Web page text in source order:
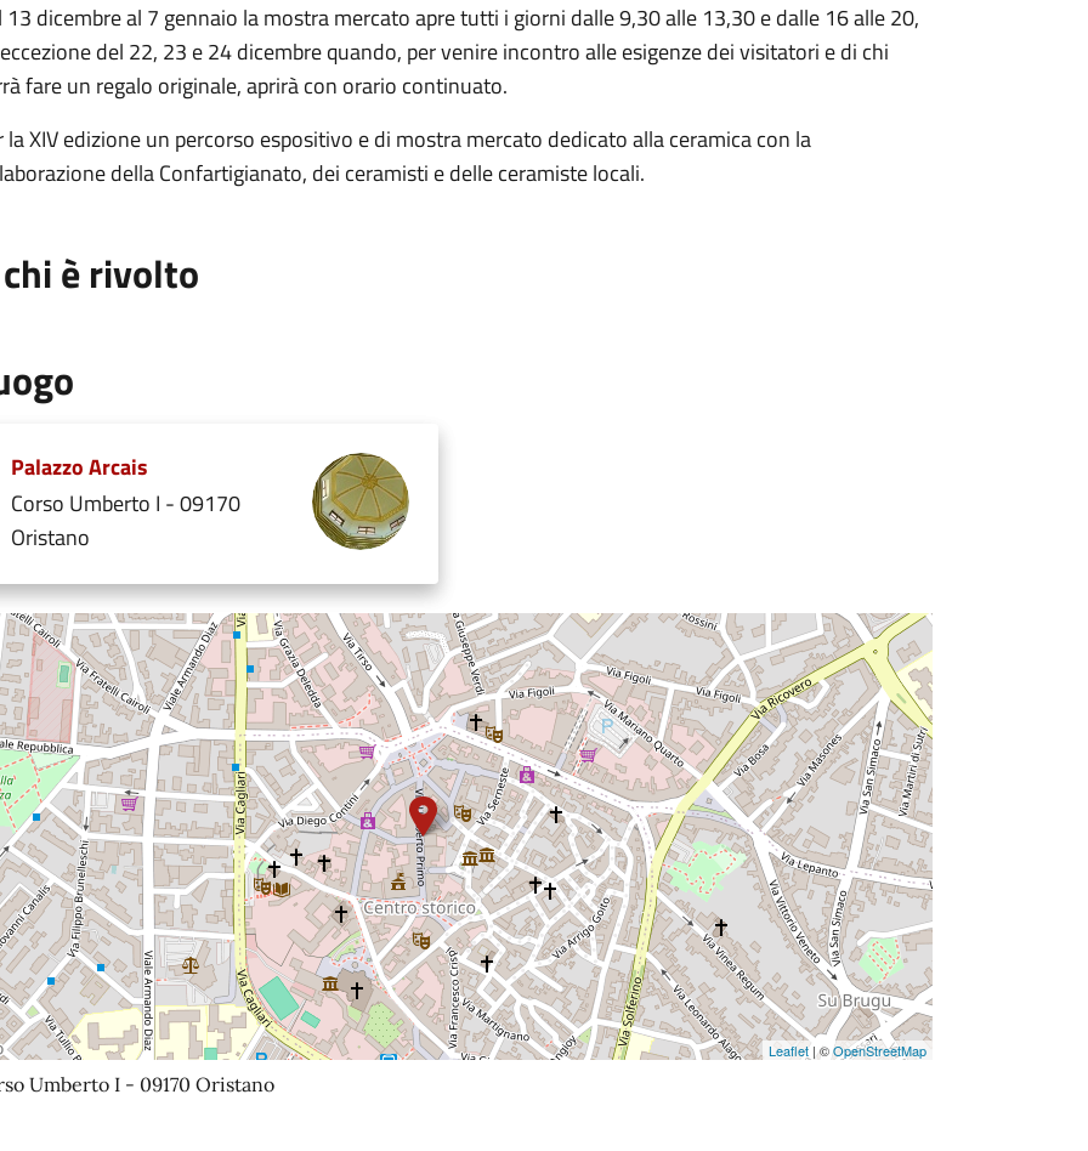
13 dicembre al 7 gennaio la mostra mercato apre tutti i giorni dalle 9,30 alle 13,30 e dalle 16 alle 20,
del 22, 23 e 24 dicembre quando, per venire incontro alle esigenze dei visitatori e di chi
fare un regalo originale, aprirà con orario continuato.
la XIV edizione un percorso espositivo e di mostra mercato dedicato alla ceramica con la
della Confartigianato, dei ceramisti e delle ceramiste locali.
è rivolto
Palazzo Arcais
Corso Umberto I - 09170
Oristano
Leaflet| ©OpenStreetMap
Umberto I - 09170 Oristano